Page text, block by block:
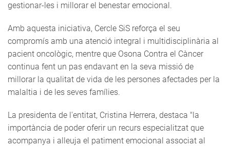
gestionar-les i millorar el benestar emocional.
Amb aquesta iniciativa, Cercle SiS reforça el seu
compromís amb una atenció integral i multidisciplinària al
pacient oncològic, mentre que Osona Contra el Càncer
continua fent un pas endavant en la seva missió de
millorar la qualitat de vida de les persones afectades per la
malaltia i de les seves famílies.
La presidenta de l'entitat, Cristina Herrera, destaca "la
importància de poder oferir un recurs especialitzat que
acompanya i alleuja el patiment emocional associat al